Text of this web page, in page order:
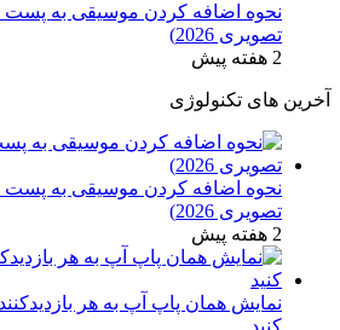
نحوه اضافه کردن موسیقی به
تصویری 2026)
2 هفته پیش
آخرین های تکنولوژی
نحوه اضافه کردن موسیقی به
تصویری 2026)
2 هفته پیش